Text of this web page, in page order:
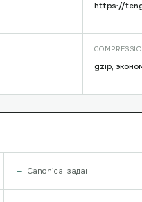
https://
gzip,
Canonical задан